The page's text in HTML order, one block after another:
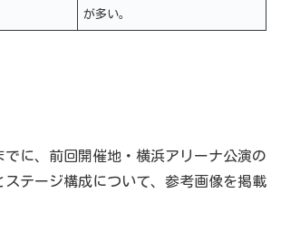
が多い。
でに、前回開催地・横浜アリーナ公演の
ステージ構成について、参考画像を掲載